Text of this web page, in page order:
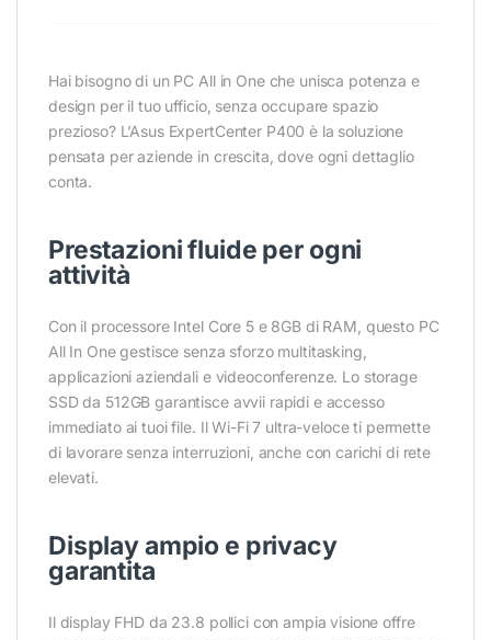
Hai bisogno di un PC All in One che unisca potenza e
design per il tuo ufficio, senza occupare spazio
prezioso? L’Asus ExpertCenter P400 è la soluzione
pensata per aziende in crescita, dove ogni dettaglio
conta.
Prestazioni fluide per ogni
attività
Con il processore Intel Core 5 e 8GB di RAM, questo PC
All In One gestisce senza sforzo multitasking,
applicazioni aziendali e videoconferenze. Lo storage
SSD da 512GB garantisce avvii rapidi e accesso
immediato ai tuoi file. Il Wi-Fi 7 ultra-veloce ti permette
di lavorare senza interruzioni, anche con carichi di rete
elevati.
Display ampio e privacy
garantita
Il display FHD da 23.8 pollici con ampia visione offre